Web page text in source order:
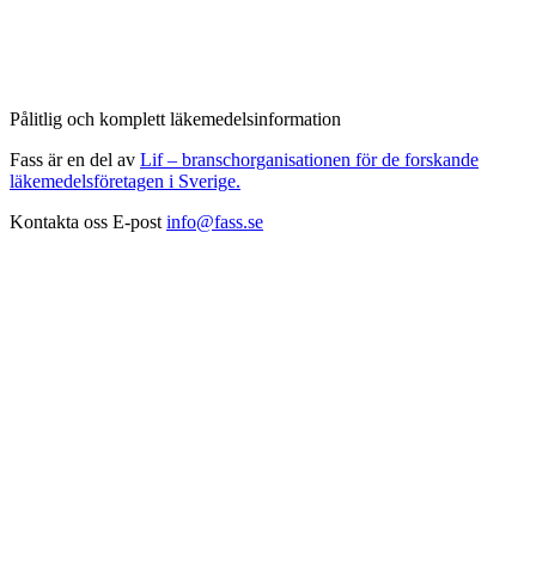
Pålitlig och komplett läkemedelsinformation
Fass är en del av Lif – branschorganisationen för de forskande
läkemedelsföretagen i Sverige.
Kontakta oss E-post info@fass.se